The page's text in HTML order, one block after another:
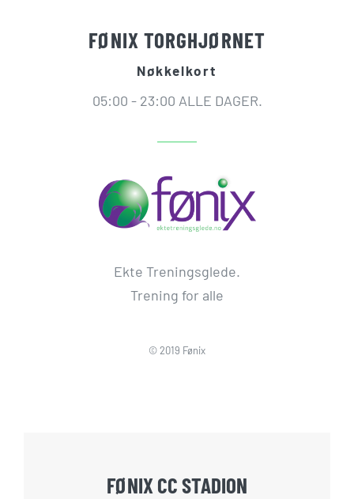
FØNIX TORGHJØRNET
Nøkkelkort
05:00 - 23:00 ALLE DAGER.
Ekte Treningsglede.
Trening for alle
© 2019 Fønix
FØNIX CC STADION